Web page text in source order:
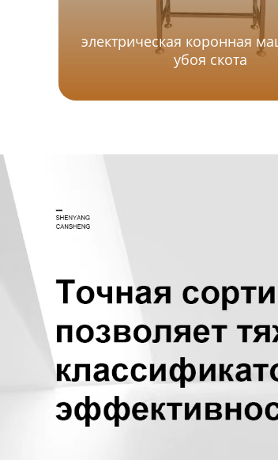
электрическая коронная
убоя скота